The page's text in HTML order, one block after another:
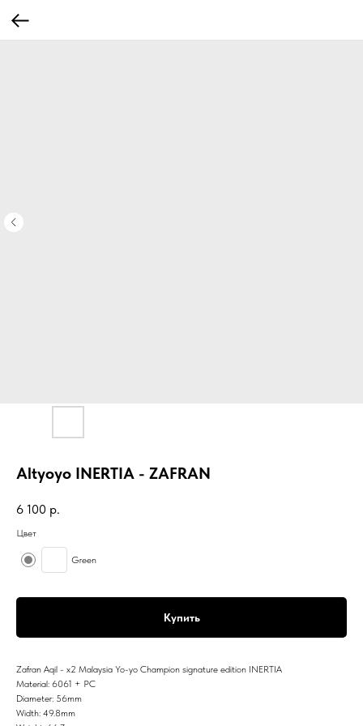
Altyoyo INERTIA - ZAFRAN
6 100 р.
Цвет
Green
Купить
Zafran Aqil - x2 Malaysia Yo-yo Champion signature edition INERTIA
Material: 6061 + PC
Diameter: 56mm
Width: 49.8mm